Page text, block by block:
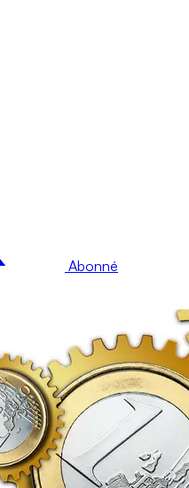
Abonné